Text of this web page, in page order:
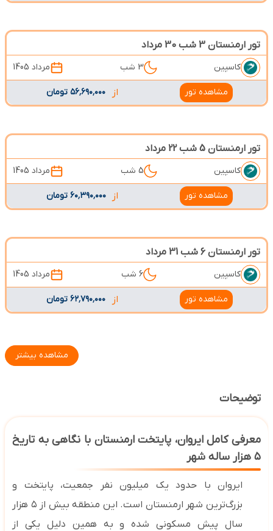
تور ارمنستان 3 شب 30 مرداد
کاسپین 3 شب مرداد 1405
مشاهده تور از ۵۶٬۶۹۰٬۰۰۰ تومان
تور ارمنستان 5 شب 22 مرداد
کاسپین 5 شب مرداد 1405
مشاهده تور از ۶۰٬۳۹۰٬۰۰۰ تومان
تور ارمنستان 6 شب 31 مرداد
کاسپین 6 شب مرداد 1405
مشاهده تور از ۶۲٬۷۹۰٬۰۰۰ تومان
مشاهده بیشتر
توضیحات
معرفی کامل ایروان، پایتخت ارمنستان با نگاهی به تاریخ
۵هزار ساله شهر
ایروان با حدود یک میلیون نفر جمعیت، پایتخت و
بزرگ‌ترین شهر ارمنستان است. این منطقه بیش از ۵ هزار
سال پیش مسکونی شده و به همین دلیل یکی از